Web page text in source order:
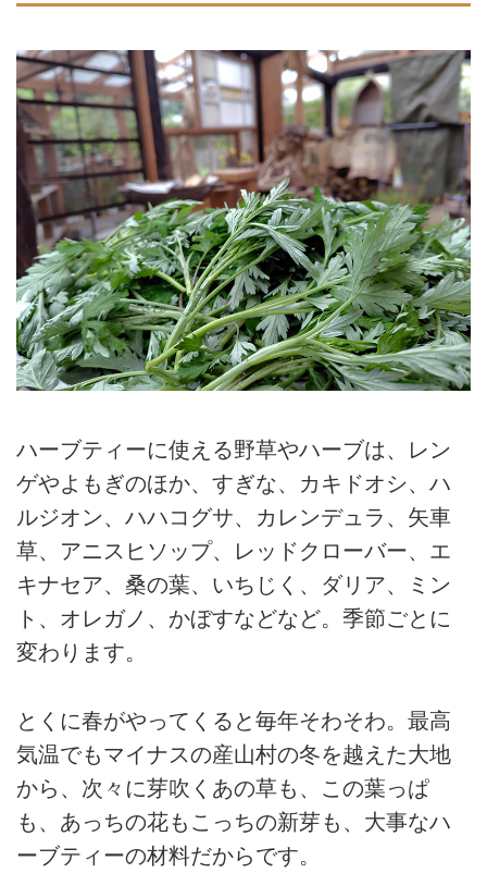
ハーブティーに使える野草やハーブは、レン
ゲやよもぎのほか、すぎな、カキドオシ、ハ
ルジオン、ハハコグサ、カレンデュラ、矢車
草、アニスヒソップ、レッドクローバー、エ
キナセア、桑の葉、いちじく、ダリア、ミン
ト、オレガノ、かぼすなどなど。季節ごとに
変わります。
とくに春がやってくると毎年そわそわ。最高
気温でもマイナスの産山村の冬を越えた大地
から、次々に芽吹くあの草も、この葉っぱ
も、あっちの花もこっちの新芽も、大事なハ
ーブティーの材料だからです。